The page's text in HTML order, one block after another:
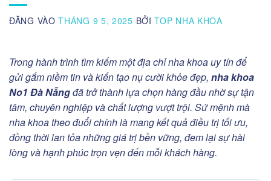
ĐĂNG VÀOTHÁNG 9 5, 2025 BỞITOP NHA KHOA
Trong hành trình tìm kiếm một địa chỉ nha khoa uy tín để
gửi gắm niềm tin và kiến tạo nụ cười khỏe đẹp, nha khoa
No1 Đà Nẵngđã trở thành lựa chọn hàng đầu nhờ sự tận
tâm, chuyên nghiệp và chất lượng vượt trội. Sứ mệnh mà
nha khoa theo đuổi chính là mang kết quả điều trị tối ưu,
đồng thời lan tỏa những giá trị bền vững, đem lại sự hài
lòng và hạnh phúc trọn vẹn đến mỗi khách hàng.